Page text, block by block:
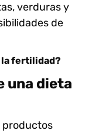
,verdurasy
de
la fertilidad?
una dieta
productos